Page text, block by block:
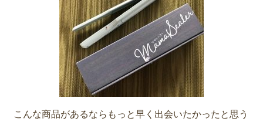
こんな商品があるならもっと早く出会いたかったと思う